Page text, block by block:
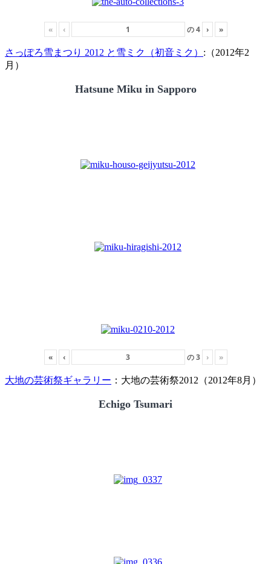
« ‹ の4 › »
さっぽろ雪まつり 2012 と雪ミク（初音ミク） :（2012年2
月）
Hatsune Miku in Sapporo
« ‹ の3 › »
大地の芸術祭ギャラリー ：大地の芸術祭2012（2012年8月）
Echigo Tsumari